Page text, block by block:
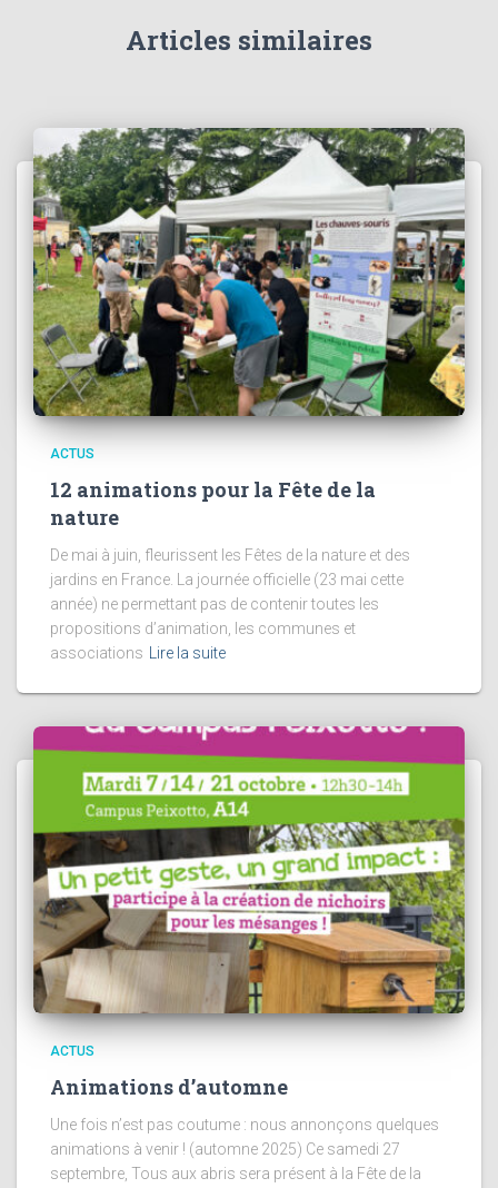
Articles similaires
ACTUS
12 animations pour la Fête de la
nature
De mai à juin, fleurissent les Fêtes de la nature et des
jardins en France. La journée officielle (23 mai cette
année) ne permettant pas de contenir toutes les
propositions d’animation, les communes et
associations
Lire la suite
ACTUS
Animations d’automne
Une fois n’est pas coutume : nous annonçons quelques
animations à venir ! (automne 2025) Ce samedi 27
septembre, Tous aux abris sera présent à la Fête de la